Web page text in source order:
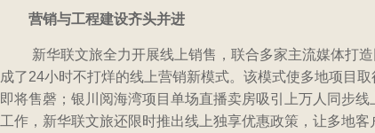
营销与工程建设齐头并进
新华联文旅全力开展线上销售，联合多家主流媒体打
成了24小时不打烊的线上营销新模式。该模式使多地项目
即将售磬；银川阅海湾项目单场直播卖房吸引上万人同步
工作，新华联文旅还限时推出线上独享优惠政策，让多地